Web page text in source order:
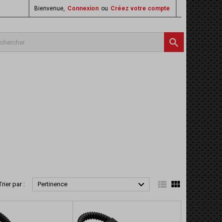
Bienvenue, Connexion ou Créez votre compte

par : Pertinence   